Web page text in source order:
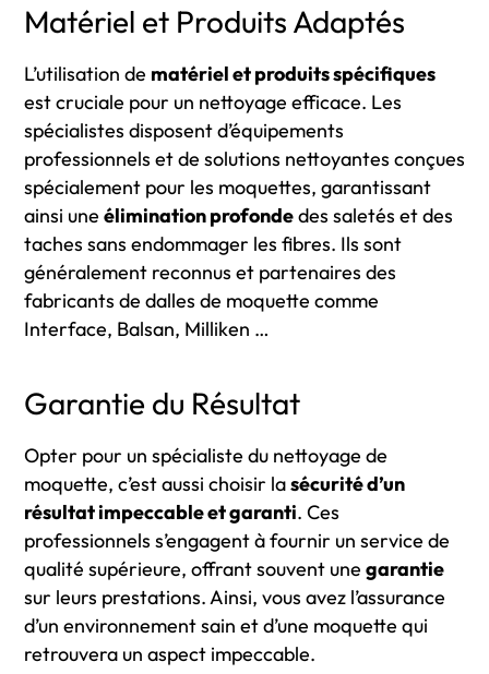
Matériel et Produits Adaptés
L’utilisation de matériel et produits spécifiques
est cruciale pour un nettoyage efficace. Les
spécialistes disposent d’équipements
professionnels et de solutions nettoyantes conçues
spécialement pour les moquettes, garantissant
ainsi une élimination profondedes saletés et des
taches sans endommager les fibres. Ils sont
généralement reconnus et partenaires des
fabricants de dalles de moquette comme
Interface, Balsan, Milliken …
Garantie du Résultat
Opter pour un spécialiste du nettoyage de
moquette, c’est aussi choisir lasécurité d’un
résultat impeccable et garanti. Ces
professionnels s’engagent à fournir un service de
qualité supérieure, offrant souvent une garantie
sur leurs prestations. Ainsi, vous avez l’assurance
d’un environnement sain et d’une moquette qui
retrouvera un aspect impeccable.